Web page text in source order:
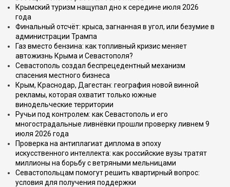
Крымский туризм нащупал дно к середине июля 2026
года
Финальный отсчёт: крыса, загнанная в угол, или безумие в
администрации Трампа
Газ вместо бензина: как топливный кризис меняет
автожизнь Крыма и Севастополя?
Севастополь создал беспрецедентный механизм
спасения местного бизнеса
Крым, Краснодар, Дагестан: география новой винной
рекламы, которая охватит только южные
винодельческие территории
Ручьи под контролем: как Севастополь и его
многострадальные ливнёвки прошли проверку ливнем 9
июля 2026 года
Проверка на антиплагиат диплома в эпоху
искусственного интеллекта: как российские вузы тратят
миллионы на борьбу с ветряными мельницами
Севастопольцам помогут решить квартирный вопрос:
условия для получения поддержки